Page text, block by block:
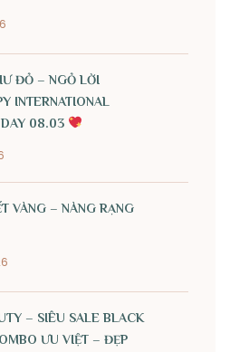
ĐỎ – NGỎ LỜI
INTERNATIONAL
DAY 08.03
VÀNG – NÀNG RẠNG
– SIÊU SALE BLACK
ƯU VIỆT – ĐẸP